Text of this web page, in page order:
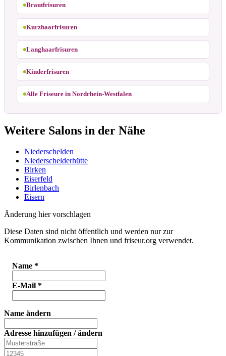
Brautfrisuren
Kurzhaarfrisuren
Langhaarfrisuren
Kinderfrisuren
Alle Friseure in Nordrhein-Westfalen
Weitere Salons in der Nähe
Niederschelden
Niederschelderhütte
Birken
Eiserfeld
Birlenbach
Eisern
Änderung hier vorschlagen
Diese Daten sind nicht öffentlich und werden nur zur
Kommunikation zwischen Ihnen und friseur.org verwendet.
Name *
E-Mail *
Name ändern
Adresse hinzufügen / ändern